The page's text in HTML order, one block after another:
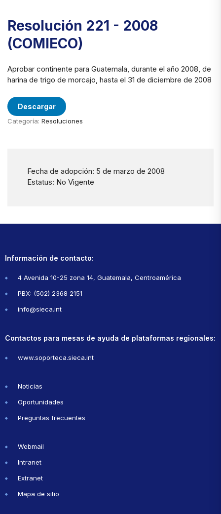
Resolución 221 - 2008
(COMIECO)
Aprobar continente para Guatemala, durante el año 2008, de
harina de trigo de morcajo, hasta el 31 de diciembre de 2008
Descargar
Categoría: Resoluciones
Fecha de adopción: 5 de marzo de 2008
Estatus: No Vigente
Información de contacto:
4 Avenida 10-25 zona 14, Guatemala, Centroamérica
PBX: (502) 2368 2151
info@sieca.int
Contactos para mesas de ayuda de plataformas regionales:
www.soporteca.sieca.int
Noticias
Oportunidades
Preguntas frecuentes
Webmail
Intranet
Extranet
Mapa de sitio